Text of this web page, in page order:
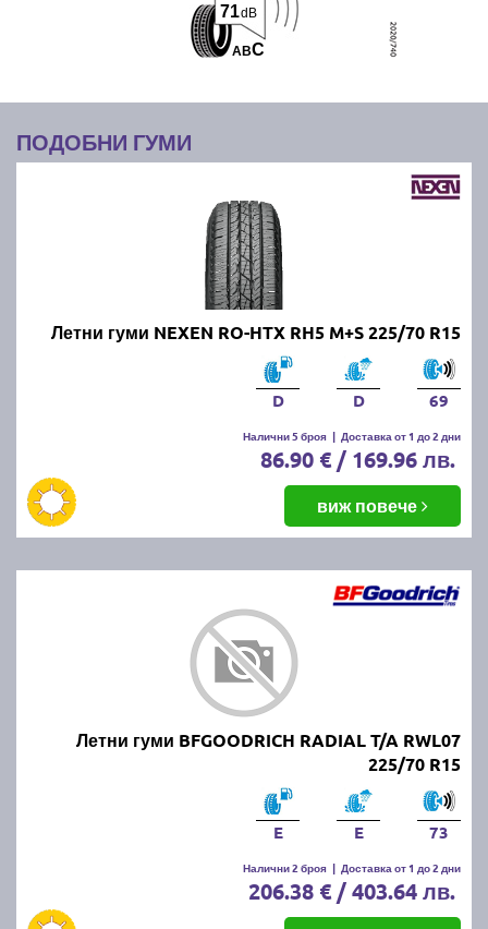
ABC
71dB
ПОДОБНИ ГУМИ
Летни гуми NEXEN RO-HTX RH5 M+S 225/70 R15
D D 69
Налични 5 броя | Доставка от 1 до 2 дни
86.90 € / 169.96 лв.
виж повече
Летни гуми BFGOODRICH RADIAL T/A RWL07
225/70 R15
E E 73
Налични 2 броя | Доставка от 1 до 2 дни
206.38 € / 403.64 лв.